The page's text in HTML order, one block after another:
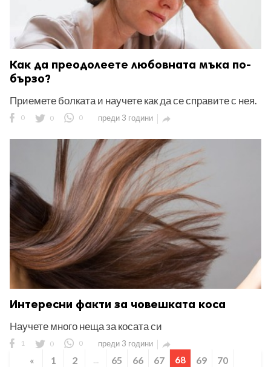
Как да преодолеете любовната мъка по-
бързо?
Приемете болката и научете как да се справите с нея.
0 0 0 преди 3 години 
Интересни факти за човешката коса
Научете много неща за косата си
1 0 0 преди 3 години 
« 1 2 ... 65 66 67 68 69
70